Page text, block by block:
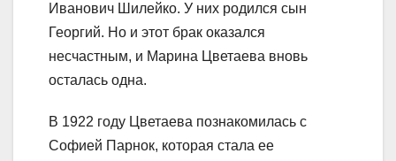
Иванович Шилейко. У них родился сын
Георгий. Но и этот брак оказался
несчастным, и Марина Цветаева вновь
осталась одна.
В 1922 году Цветаева познакомилась с
Софией Парнок, которая стала ее